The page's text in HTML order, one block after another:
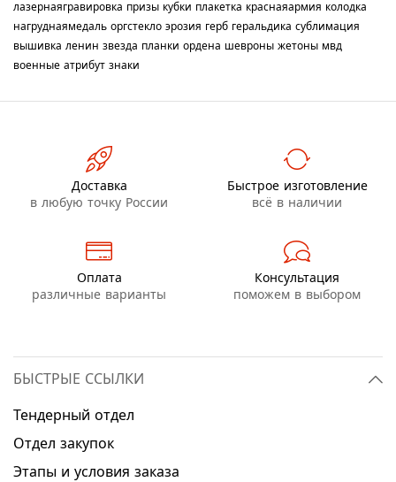
лазернаягравировка призы кубки плакетка краснаяармия колодка
нагруднаямедаль оргстекло эрозия герб геральдика сублимация
вышивка ленин звезда планки ордена шевроны жетоны мвд
военные атрибут знаки
Доставка
в любую точку России
Быстрое изготовление
всё в наличии
Оплата
различные варианты
Консультация
поможем в выбором
БЫСТРЫЕ ССЫЛКИ
Тендерный отдел
Отдел закупок
Этапы и условия заказа